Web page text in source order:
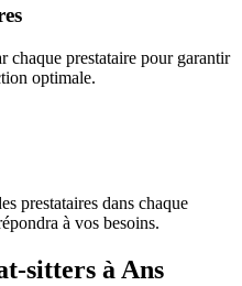
chaque prestataire pour garantir
optimale.
prestataires dans chaque
à vos besoins.
sitters à Ans